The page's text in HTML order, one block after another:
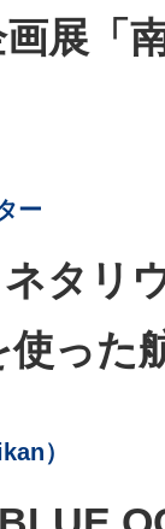
展「
ー
タリ
った
）